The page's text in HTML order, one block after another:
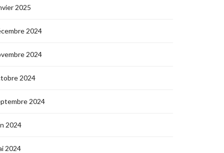
2025
2024
2024
2024
2024
2024
2024